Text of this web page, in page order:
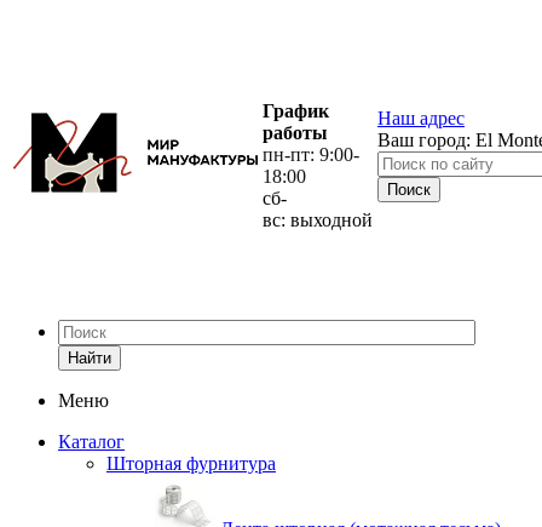
График
работы
пн-пт: 9:00-
18:00
сб-
вс: выходной
Наш адрес
Ваш город: El
Найти
Меню
Каталог
Шторная фурнитура